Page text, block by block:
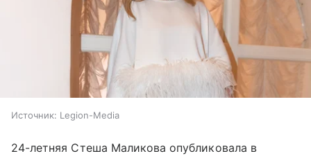
Источник: Legion-Media
24-летняя Стеша Маликова опубликовала в